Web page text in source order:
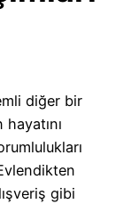
diğer bir
gibi